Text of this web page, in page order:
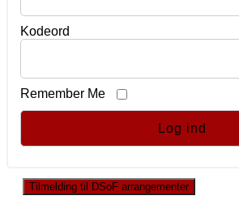
Kodeord
Remember Me
Tilmelding til DSoF arrangementer